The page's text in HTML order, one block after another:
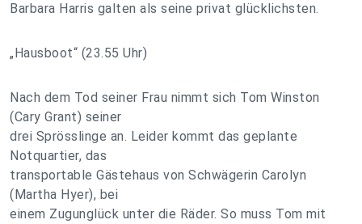
Barbara Harris galten als seine privat glücklichsten.
„Hausboot“ (23.55 Uhr)
Nach dem Tod seiner Frau nimmt sich Tom Winston
(Cary Grant) seiner
drei Sprösslinge an. Leider kommt das geplante
Notquartier, das
transportable Gästehaus von Schwägerin Carolyn
(Martha Hyer), bei
einem Zugunglück unter die Räder. So muss Tom mit